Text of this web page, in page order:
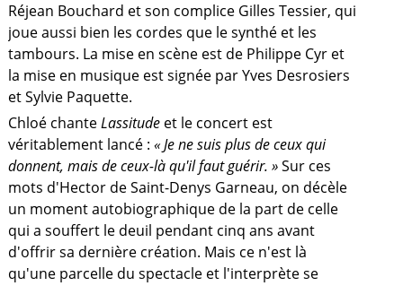
Réjean Bouchard et son complice Gilles Tessier, qui
joue aussi bien les cordes que le synthé et les
tambours. La mise en scène est de Philippe Cyr et
la mise en musique est signée par Yves Desrosiers
et Sylvie Paquette.
Chloé chanteLassitudeet le concert est
véritablement lancé : « Je ne suis plus de ceux qui
donnent, mais de ceux-là qu'il faut guérir. »Sur ces
mots d'Hector de Saint-Denys Garneau, on décèle
un moment autobiographique de la part de celle
qui a souffert le deuil pendant cinq ans avant
d'offrir sa dernière création. Mais ce n'est là
qu'une parcelle du spectacle et l'interprète se